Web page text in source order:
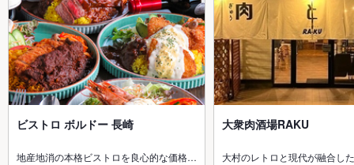
ビストロ ボルドー 長崎
地産地消の本格ビストロを良心的な価格…
大衆肉酒場RAKU
大村のレトロと現代が融合し